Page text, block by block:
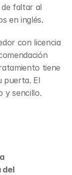
de faltar al
en inglés.
con licencia
tiene
puerta. El
y sencillo.
del